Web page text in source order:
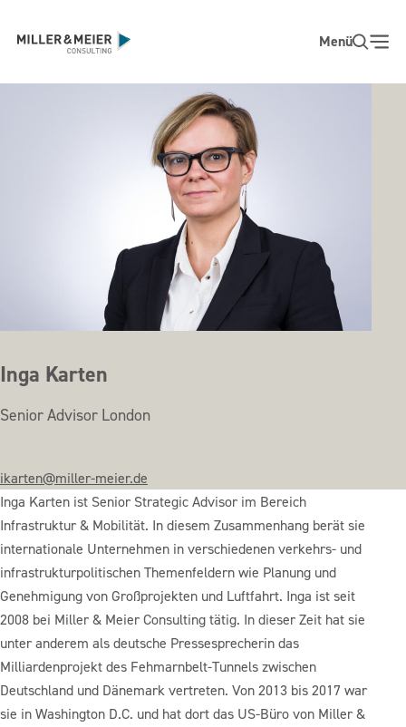
Hauptinhalt
Menü
Inga Karten
Senior Advisor London
ikarten@miller-meier.de
Inga Karten ist Senior Strategic Advisor im Bereich
Infrastruktur & Mobilität. In diesem Zusammenhang berät sie
internationale Unternehmen in verschiedenen verkehrs- und
infrastrukturpolitischen Themenfeldern wie Planung und
Genehmigung von Großprojekten und Luftfahrt. Inga ist seit
2008 bei Miller & Meier Consulting tätig. In dieser Zeit hat sie
unter anderem als deutsche Pressesprecherin das
Milliardenprojekt des Fehmarnbelt-Tunnels zwischen
Deutschland und Dänemark vertreten. Von 2013 bis 2017 war
sie in Washington D.C. und hat dort das US-Büro von Miller &